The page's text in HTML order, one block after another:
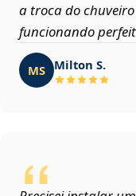
a troca do
funcionando
MS Milton S.